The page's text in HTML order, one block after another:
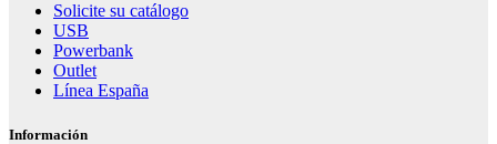
Solicite su catálogo
USB
Powerbank
Outlet
Línea España
Información